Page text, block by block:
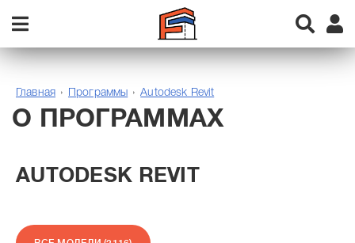
Главная Программы Autodesk Revit
О ПРОГРАММАХ
AUTODESK REVIT